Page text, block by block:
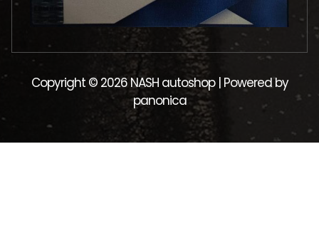
Copyright © 2026 NASH autoshop | Powered by
panonica